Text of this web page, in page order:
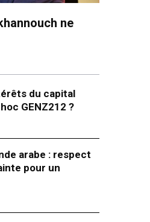
ne
du capital
GENZ212 ?
arabe : respect
pour un